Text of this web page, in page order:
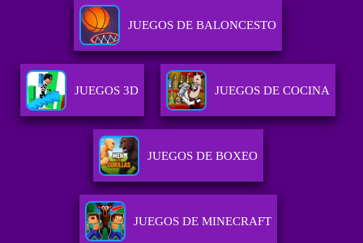
JUEGOS DE BALONCESTO
JUEGOS 3D JUEGOS DE COCINA
JUEGOS DE BOXEO
JUEGOS DE MINECRAFT